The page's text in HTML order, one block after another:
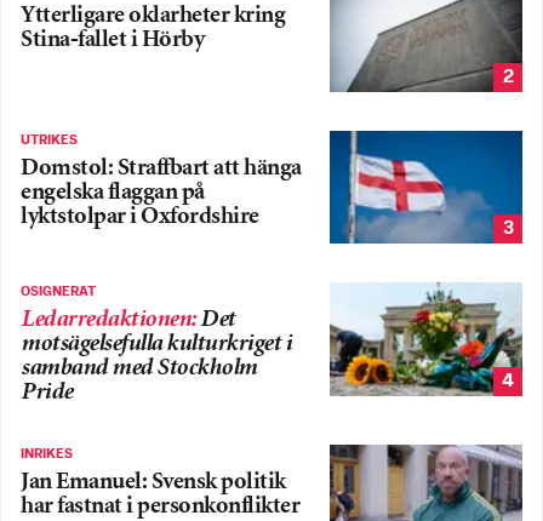
Ytterligare oklarheter kring
Stina-fallet i Hörby
2
UTRIKES
Domstol: Straffbart att hänga
engelska flaggan på
lyktstolpar i Oxfordshire
3
OSIGNERAT
Ledarredaktionen:Det
motsägelsefulla kulturkriget i
samband med Stockholm
Pride
4
INRIKES
Jan Emanuel: Svensk politik
har fastnat i personkonflikter